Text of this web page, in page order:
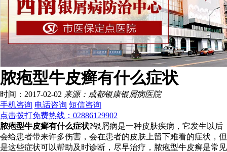
脓疱型牛皮癣有什么症状
时间：2017-02-02 来源：成都银康银屑病医院
手机咨询 电话咨询 短信咨询
点击拨打免费热线：02886129902
脓疱型牛皮癣有什么症状?银屑病是一种皮肤疾病，它发生以后
会给患者带来许多伤害，会在患者的皮肤上留下难看的症状，但
是这些症状可以帮助及时诊断，尽早治疗，脓疱型牛皮癣是常见